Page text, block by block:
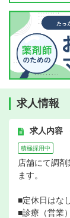
求人情報
求人内容
積極採用中
店舗にて調
ます。
■定休日はな
■診療（営業